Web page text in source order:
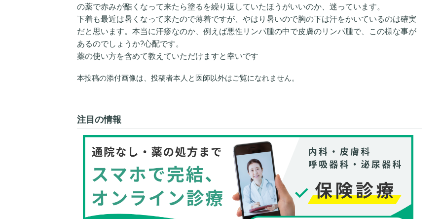
の薬で赤みが酷くなって来たら塗るを繰り返していたほうがいいのか、迷っています。
下着も最近は暑くなって来たので薄着ですが、やはり暑いので胸の下は汗をかいているのは確実
だと思います。本当に汗疹なのか、例えば悪性リンパ腫の中で皮膚のリンパ腫で、この様な事が
あるのでしょうか?心配です。
薬の使い方を含めて教えていただけますと幸いです
本投稿の添付画像は、投稿者本人と医師以外はご覧になれません。
注目の情報